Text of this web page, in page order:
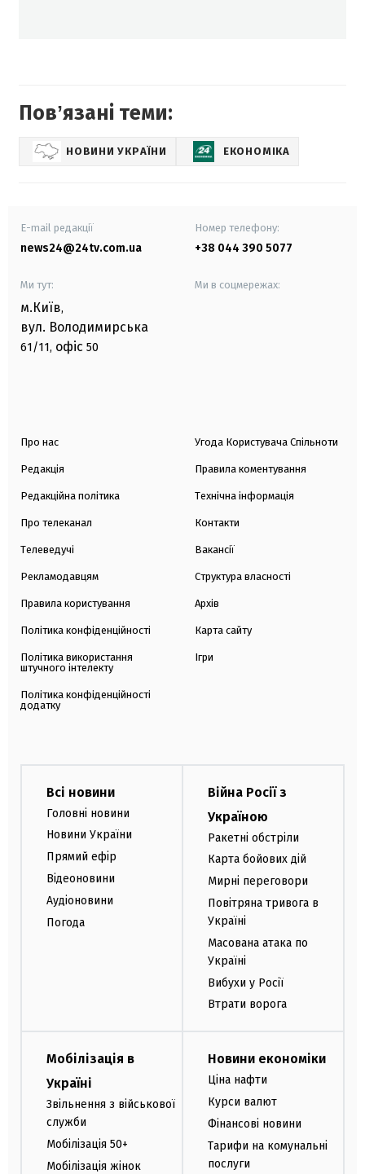
Повʼязані теми:
НОВИНИ УКРАЇНИ ЕКОНОМІКА
E-mail редакції
news24@24tv.com.ua
Номер телефону:
+38 044 390 5077
Ми тут:
м.Київ,
вул. Володимирська
61/11, офіс 50
Ми в соцмережах:
Про нас
Редакція
Редакційна політика
Про телеканал
Телеведучі
Рекламодавцям
Правила користування
Політика конфіденційності
Політика використання
штучного інтелекту
Політика конфіденційності
додатку
Угода Користувача Спільноти
Правила коментування
Технічна інформація
Контакти
Вакансії
Структура власності
Архів
Карта сайту
Ігри
Всі новини
Головні новини
Новини України
Прямий ефір
Відеоновини
Аудіоновини
Погода
Війна Росії з
Україною
Ракетні обстріли
Карта бойових дій
Мирні переговори
Повітряна тривога в
Україні
Масована атака по
Україні
Вибухи у Росії
Втрати ворога
Мобілізація в
Україні
Звільнення з військової
служби
Мобілізація 50+
Мобілізація жінок
Новини економіки
Ціна нафти
Курси валют
Фінансові новини
Тарифи на комунальні
послуги